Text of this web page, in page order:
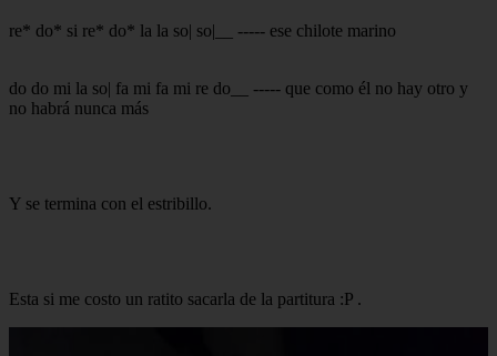
re* do* si re* do* la la so| so|__ ----- ese chilote marino
do do mi la so| fa mi fa mi re do__ ----- que como él no hay otro y
no habrá nunca más
Y se termina con el estribillo.
Esta si me costo un ratito sacarla de la partitura :P .